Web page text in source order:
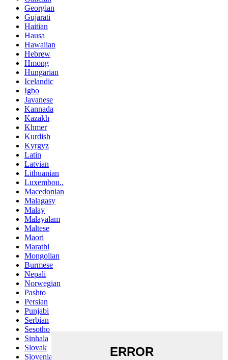
Georgian
Gujarati
Haitian
Hausa
Hawaiian
Hebrew
Hmong
Hungarian
Icelandic
Igbo
Javanese
Kannada
Kazakh
Khmer
Kurdish
Kyrgyz
Latin
Latvian
Lithuanian
Luxembou..
Macedonian
Malagasy
Malay
Malayalam
Maltese
Maori
Marathi
Mongolian
Burmese
Nepali
Norwegian
Pashto
Persian
Punjabi
Serbian
Sesotho
Sinhala
Slovak
Slovenian